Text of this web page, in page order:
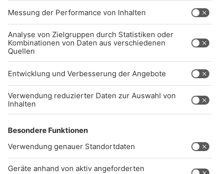
NTAKTIEREN SIE UNS GERNE.
Studio-Hotline
(089) 38 38 38 38
info@radiogong.de
Impressum